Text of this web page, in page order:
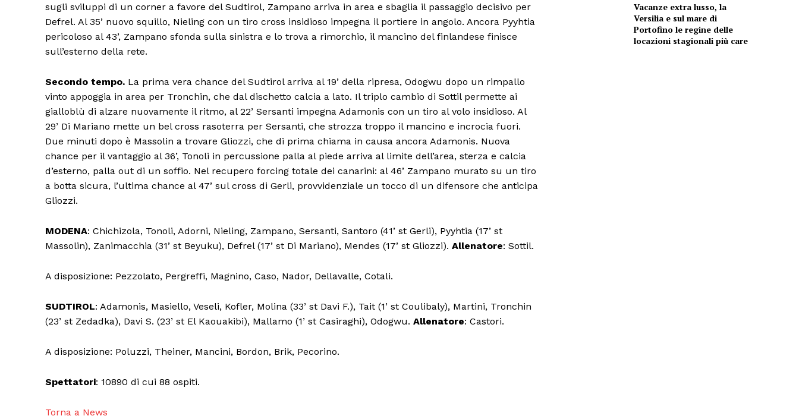
Condividi
Menu
CONTENUTI
Esclusive
sugli sviluppi di un corner a favore del Sudtirol, Zampano arriva in area e sbaglia il passaggio decisivo per
Defrel. Al 35’ nuovo squillo, Nieling con un tiro cross insidioso impegna il portiere in angolo. Ancora Pyyhtia
pericoloso al 43’, Zampano sfonda sulla sinistra e lo trova a rimorchio, il mancino del finlandese finisce
sull’esterno della rete.
Secondo tempo. La prima vera chance del Sudtirol arriva al 19’ della ripresa, Odogwu dopo un rimpallo
vinto appoggia in area per Tronchin, che dal dischetto calcia a lato. Il triplo cambio di Sottil permette ai
gialloblù di alzare nuovamente il ritmo, al 22’ Sersanti impegna Adamonis con un tiro al volo insidioso. Al
29’ Di Mariano mette un bel cross rasoterra per Sersanti, che strozza troppo il mancino e incrocia fuori.
Due minuti dopo è Massolin a trovare Gliozzi, che di prima chiama in causa ancora Adamonis. Nuova
chance per il vantaggio al 36’, Tonoli in percussione palla al piede arriva al limite dell’area, sterza e calcia
d’esterno, palla out di un soffio. Nel recupero forcing totale dei canarini: al 46’ Zampano murato su un tiro
a botta sicura, l’ultima chance al 47’ sul cross di Gerli, provvidenziale un tocco di un difensore che anticipa
Gliozzi.
MODENA: Chichizola, Tonoli, Adorni, Nieling, Zampano, Sersanti, Santoro (41’ st Gerli), Pyyhtia (17’ st
Massolin), Zanimacchia (31’ st Beyuku), Defrel (17’ st Di Mariano), Mendes (17’ st Gliozzi). Allenatore: Sottil.
A disposizione: Pezzolato, Pergreffi, Magnino, Caso, Nador, Dellavalle, Cotali.
SUDTIROL: Adamonis, Masiello, Veseli, Kofler, Molina (33’ st Davi F.), Tait (1’ st Coulibaly), Martini, Tronchin
(23’ st Zedadka), Davi S. (23’ st El Kaouakibi), Mallamo (1’ st Casiraghi), Odogwu. Allenatore: Castori.
A disposizione: Poluzzi, Theiner, Mancini, Bordon, Brik, Pecorino.
Spettatori: 10890 di cui 88 ospiti.
Torna a News
Vacanze extra lusso, la
Versilia e sul mare di
Portofino le regine delle
locazioni stagionali più care